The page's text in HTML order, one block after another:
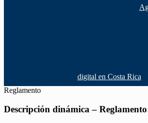
digital en Costa Rica
Reglamento
Descripción dinámica –